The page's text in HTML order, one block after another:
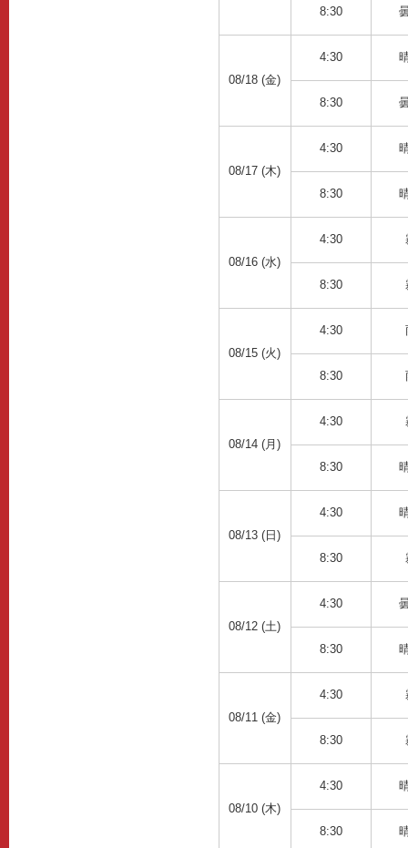
8:30
08/18 (金)
4:30
8:30
08/17 (木)
4:30
8:30
08/16 (水)
4:30
8:30
08/15 (火)
4:30
8:30
08/14 (月)
4:30
8:30
08/13 (日)
4:30
8:30
08/12 (土)
4:30
8:30
08/11 (金)
4:30
8:30
08/10 (木)
4:30
8:30